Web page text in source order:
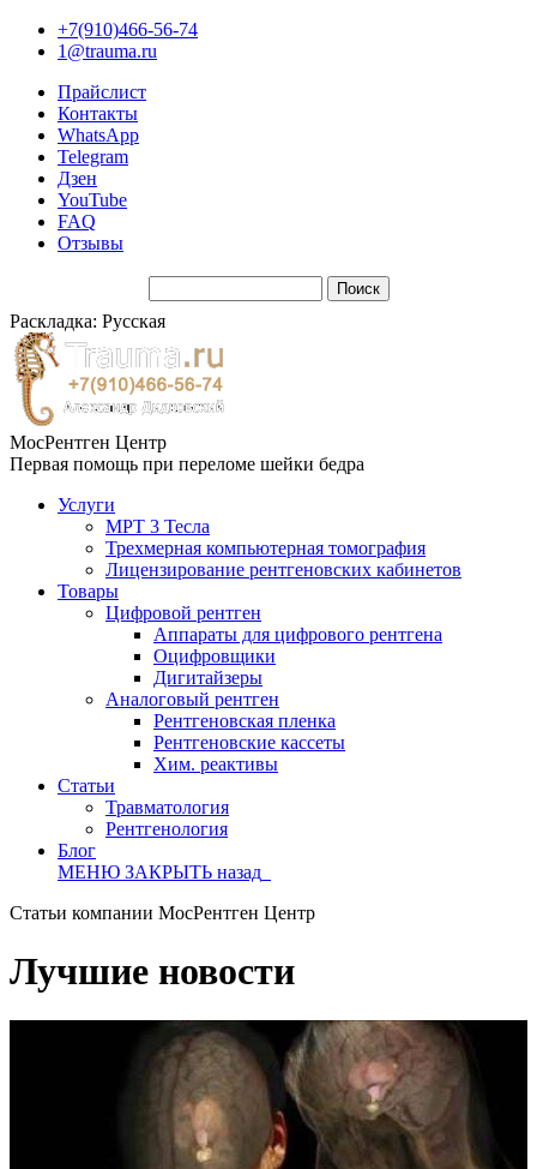
+7(910)466-56-74
1@trauma.ru
Прайслист
Контакты
WhatsApp
Telegram
Дзен
YouTube
FAQ
Отзывы
Раскладка: Русская
МосРентген Центр
Первая помощь при переломе шейки бедра
Услуги
МРТ 3 Тесла
Трехмерная компьютерная томография
Лицензирование рентгеновских кабинетов
Товары
Цифровой рентген
Аппараты для цифрового рентгена
Оцифровщики
Дигитайзеры
Аналоговый рентген
Рентгеновская пленка
Рентгеновские кассеты
Хим. реактивы
Статьи
Травматология
Рентгенология
Блог
МЕНЮ ЗАКРЫТЬ назад
Статьи компании МосРентген Центр
Лучшие новости